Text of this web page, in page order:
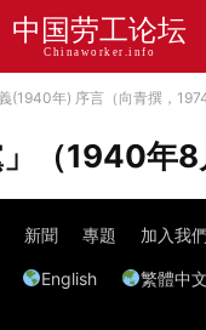
中国劳工论坛
Chinaworker.info
(1940年) 序言（向青撰，1974
（1940年8
新聞 專題 加入我們
English 繁體中文